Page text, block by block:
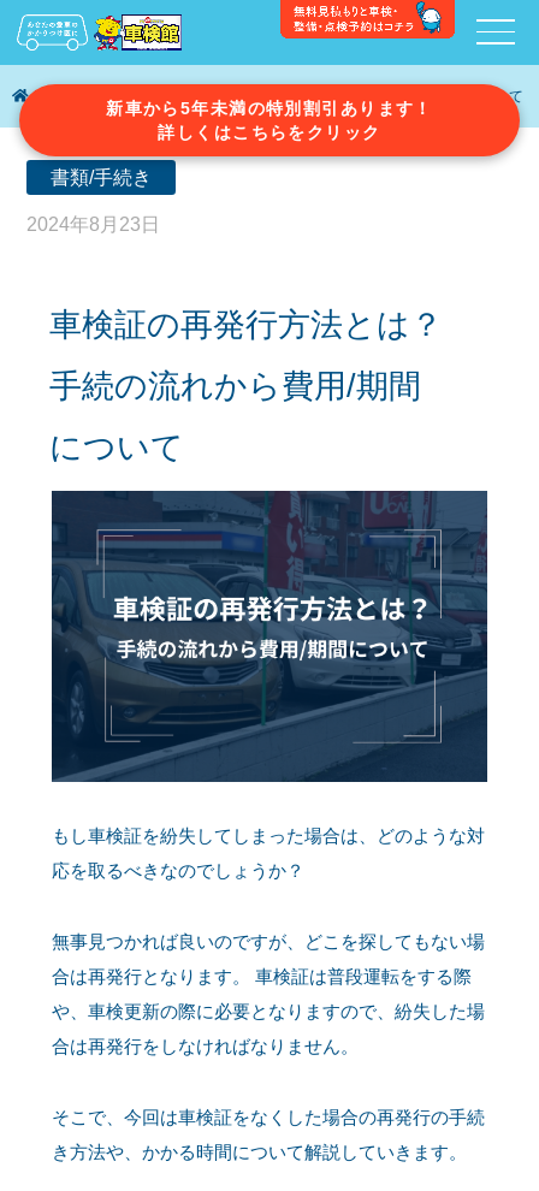
新車から5年未満の特別割引あります！
詳しくはこちらをクリック
車検ガイド 車検証の再発行方法とは？手続の流れから費用/期間について
書類/手続き
2024年8月23日
車検証の再発行方法とは？
手続の流れから費用/期間
について
もし車検証を紛失してしまった場合は、どのような対
応を取るべきなのでしょうか？
無事見つかれば良いのですが、どこを探してもない場
合は再発行となります。 車検証は普段運転をする際
や、車検更新の際に必要となりますので、紛失した場
合は再発行をしなければなりません。
そこで、今回は車検証をなくした場合の再発行の手続
き方法や、かかる時間について解説していきます。